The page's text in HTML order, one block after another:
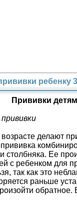
ребенку
Прививки
делают
Ее
с ребенком для
так как это
раньше
обратное.